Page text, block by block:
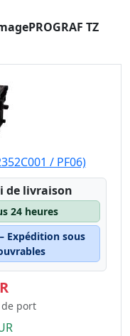
TZ
/ PF06)
de livraison
24 heures
Expédition sous
de port